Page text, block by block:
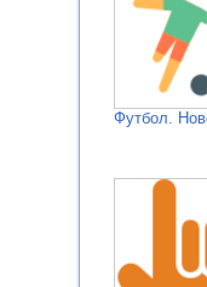
Футбол.